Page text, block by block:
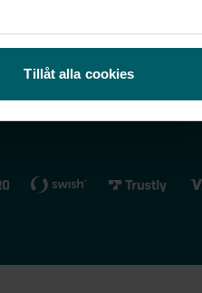
Tillåt alla cookies